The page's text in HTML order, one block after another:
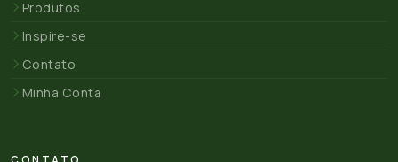
Produtos
Inspire-se
Contato
Minha Conta